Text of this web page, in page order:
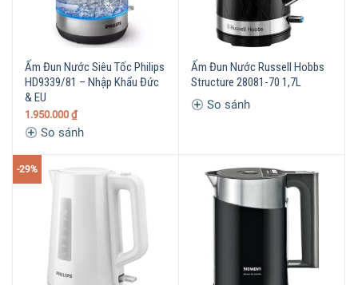
Ấm Đun Nước Siêu Tốc Philips
HD9339/81 – Nhập Khẩu Đức
& EU
1.950.000 ₫
So sánh
Ấm Đun Nước Russell Hobbs
Structure 28081-70 1,7L
So sánh
-29%